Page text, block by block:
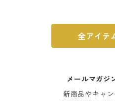
全アイテ
メールマガジ
新商品やキャ